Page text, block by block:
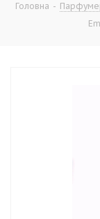
Головна -